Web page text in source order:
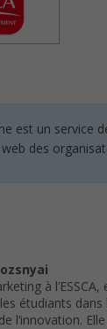
est un service
des
à
étudiants
l’innovation.